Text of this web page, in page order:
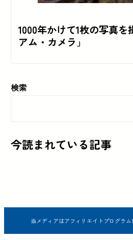
1000年かけて1枚の写真
アム・カメラ」
検索
今読まれている記事
当メディアはアフィリエイトプログラ